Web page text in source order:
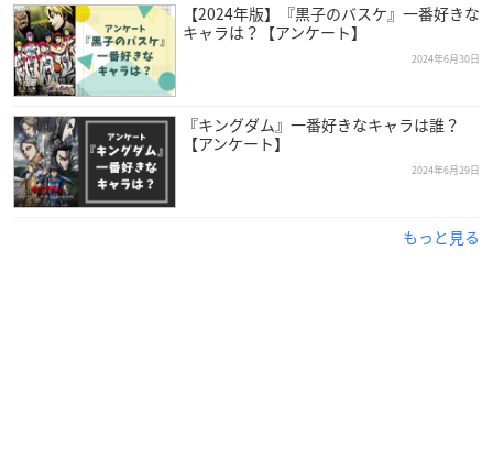
【2024年版】『黒子のバスケ』一番好きな
キャラは？【アンケート】
2024年6月30日
『キングダム』一番好きなキャラは誰？
【アンケート】
2024年6月29日
もっと見る